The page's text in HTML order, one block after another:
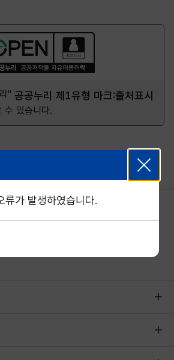
" 공공누리 제1유형 마크:출처표시
수 있습니다.
류가 발생하였습니다.